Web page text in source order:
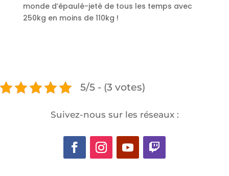
monde d’épaulé-jeté de tous les temps avec
250kg en moins de 110kg !
5/5 - (3 votes)
Suivez-nous sur les réseaux :